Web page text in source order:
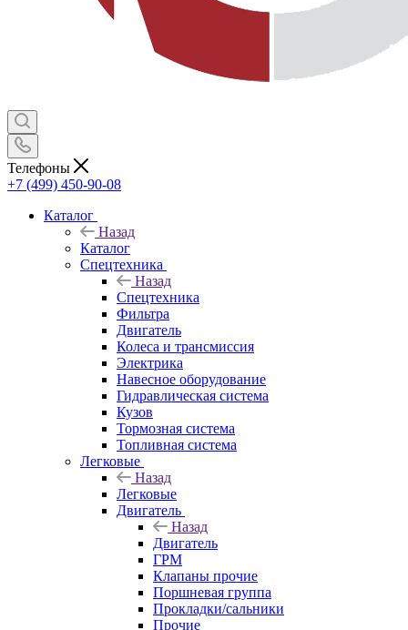
Телефоны
+7 (499) 450-90-08
Каталог
Назад
Каталог
Спецтехника
Назад
Спецтехника
Фильтра
Двигатель
Колеса и трансмиссия
Электрика
Навесное оборудование
Гидравлическая система
Кузов
Тормозная система
Топливная система
Легковые
Назад
Легковые
Двигатель
Назад
Двигатель
ГРМ
Клапаны прочие
Поршневая группа
Прокладки/сальники
Прочие